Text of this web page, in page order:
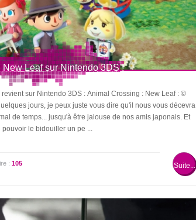
Leaf sur Nintendo 3DS !
sur Nintendo 3DS : Animal Crossing : New Leaf : ©
jours, je peux juste vous dire qu'il nous vous décevra
de temps... jusqu'à être jalouse de nos amis japonais. Et
pouvoir le bidouiller un pe ...
Suite...
:105